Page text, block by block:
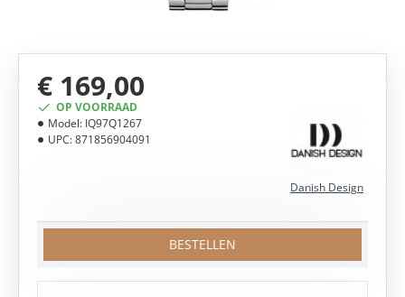
OP VOORRAAD
Model: IQ97Q1267
UPC:871856904091
Danish Design
€ 169,00
BESTELLEN